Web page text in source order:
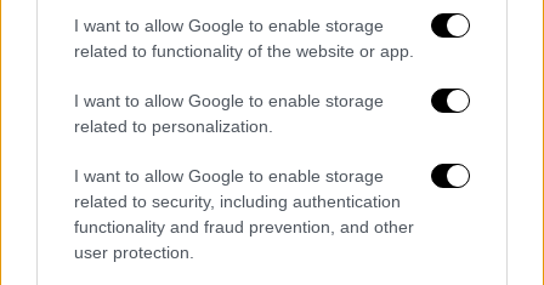
I want to allow Google to enable storage
related to functionality of the website or app.
I want to allow Google to enable storage
related to personalization.
I want to allow Google to enable storage
related to security, including authentication
functionality and fraud prevention, and other
user protection.
Κεντρικό δελτίο ειδήσεων 07/08/2026
ΑΠΟΣΠΑΣΜΑΤΑ...|07.08.2026 14:29
Μνημόσυνο για τη Λένα Σαμαρά στο Α΄
Νεκροταφείο Αθηνών